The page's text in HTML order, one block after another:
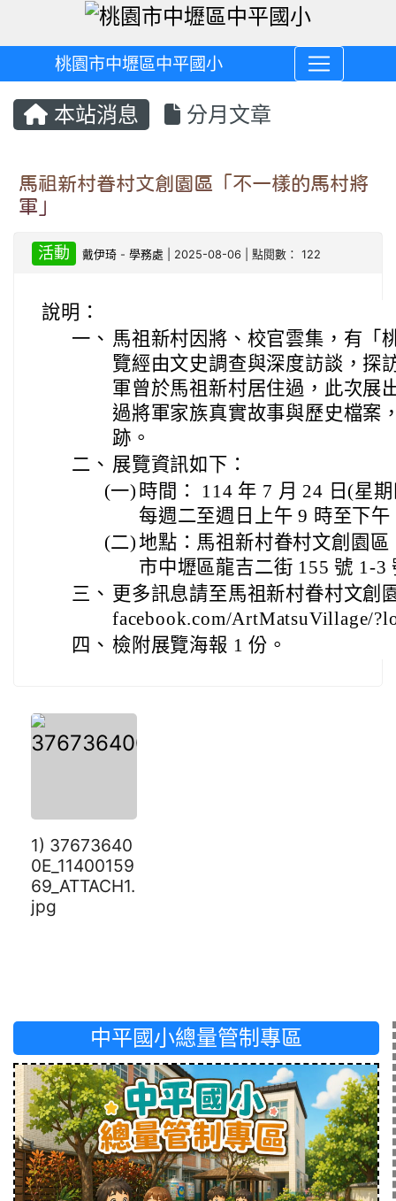
桃園市中壢區中平國小
本站消息 分月文章
馬祖新村眷村文創園區「不一樣的馬村將
軍」
活動 戴伊琦 -學務處 | 2025-08-06 | 點閱數： 122
說明：
一、 馬祖新村因將、校官雲集，有「
覽經由文史調查與深度訪談，探
軍曾於馬祖新村居住過，此次展
過將軍家族真實故事與歷史檔案
跡。
二、 展覽資訊如下：
(一) 時間： 114 年 7 月 24 日(星
每週二至週日上午 9 時至下
(二)地點：馬祖新村眷村文創園
市中壢區龍吉二街 155 號 1-3
三、 更多訊息請至馬祖新村眷村文創
facebook.com/ArtMatsuVillage/
四、 檢附展覽海報 1 份。
1) 37673640
0E_11400159
69_ATTACH1.
jpg
中平國小總量管制專區